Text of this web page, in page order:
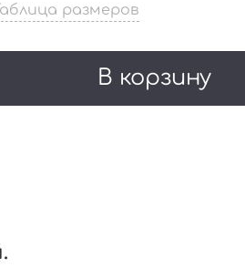
размеров
В корзину